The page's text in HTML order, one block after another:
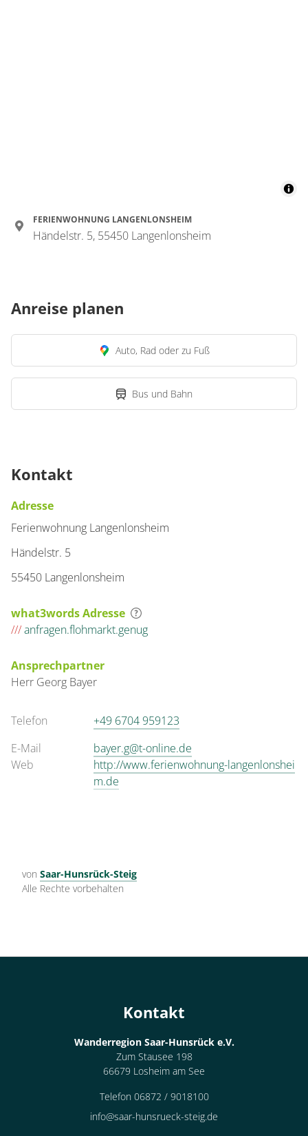
FERIENWOHNUNG LANGENLONSHEIM
Händelstr. 5, 55450 Langenlonsheim
Anreise planen
Auto, Rad oder zu Fuß
Bus und Bahn
Kontakt
Adresse
Ferienwohnung Langenlonsheim
Händelstr. 5
55450 Langenlonsheim
what3words Adresse
///anfragen.flohmarkt.genug
Ansprechpartner
Herr Georg Bayer
Telefon
+49 6704 959123
E-Mail
bayer.g@t-online.de
Web
http://www.ferienwohnung-langenlonshei
m.de
von Saar-Hunsrück-Steig
Alle Rechte vorbehalten
Kontakt
Wanderregion Saar-Hunsrück e.V.
Zum Stausee 198
66679 Losheim am See
Telefon 06872 / 9018100
info@saar-hunsrueck-steig.de